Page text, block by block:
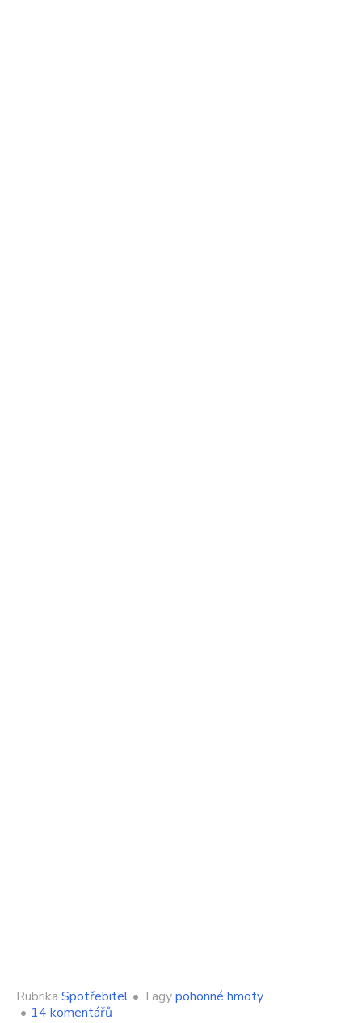
Rubrika Spotřebitel • Tagypohonné hmoty
• 14 komentářů